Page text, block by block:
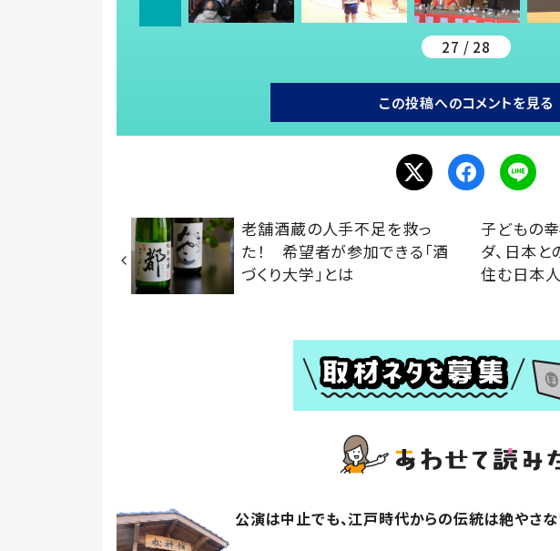
27 / 28
この投稿へのコメントを見る
老舗酒蔵の人手不足を救っ
た！ 希望者が参加できる「酒
づくり大学」とは
子どもの
ダ、日本
住む日本
公演は中止でも、江戸時代からの伝統は絶や